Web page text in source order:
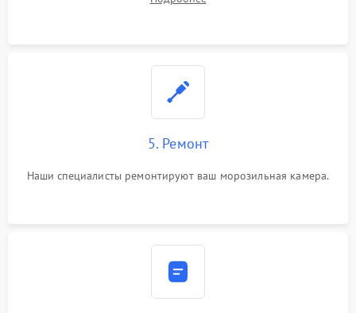
5. Ремонт
Наши специалисты ремонтируют ваш морозильная камера.